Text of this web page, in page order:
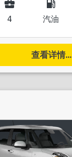
business_center
4
local_gas_station
汽油
查看详情...